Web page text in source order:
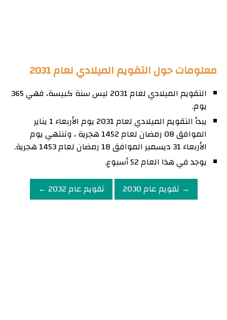
معلومات حول التقويم الميلادي لعام 2031
التقويم الميلادي لعام 2031 ليس سنة كبيسة، فهي 365
يوم.
يبدأ التقويم الميلادي لعام 2031 يوم الأربعاء 1 يناير
الموافق 08 رمضان لعام 1452 هجرية ، وتنتهي يوم
الأربعاء 31 ديسمبر الموافق 18 رمضان لعام 1453 هجرية.
يوجد في هذا العام 52 أسبوع.
→ تقويم عام 2030
تقويم عام 2032 ←